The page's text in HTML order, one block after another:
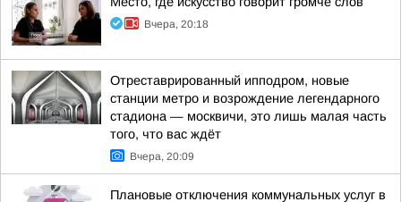
Вчера, 20:18
Отреставрированный ипподром, новые
станции метро и возрождение легендарного
стадиона — москвичи, это лишь малая часть
того, что вас ждёт
Вчера, 20:09
Плановые отключения коммунальных услуг в